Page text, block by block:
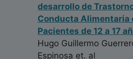
desarrollo de
Conducta Alimentaria
Pacientes de 12 a 17
Hugo Guillermo
Espinosa et. al